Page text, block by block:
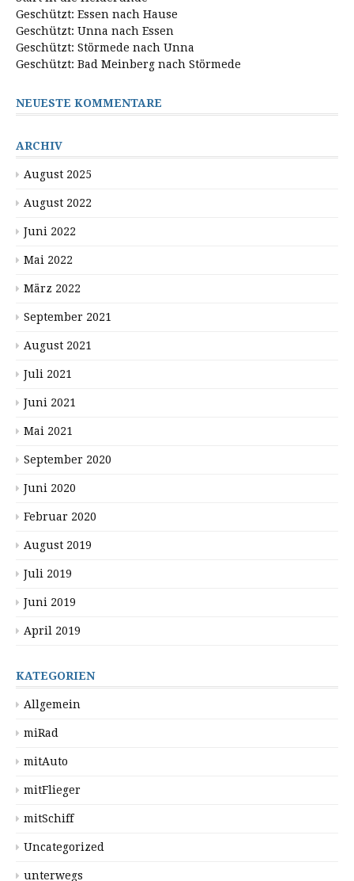
Geschützt: Essen nach Hause
Geschützt: Unna nach Essen
Geschützt: Störmede nach Unna
Geschützt: Bad Meinberg nach Störmede
NEUESTE KOMMENTARE
ARCHIV
August 2025
August 2022
Juni 2022
Mai 2022
März 2022
September 2021
August 2021
Juli 2021
Juni 2021
Mai 2021
September 2020
Juni 2020
Februar 2020
August 2019
Juli 2019
Juni 2019
April 2019
KATEGORIEN
Allgemein
miRad
mitAuto
mitFlieger
mitSchiff
Uncategorized
unterwegs